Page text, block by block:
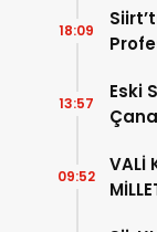
18:09
Eski
13:57
VALİ
09:52